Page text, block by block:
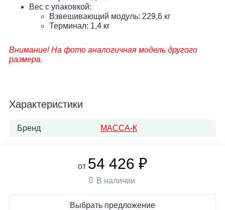
Вес с упаковкой:
Взвешивающий модуль: 229,6 кг
Терминал: 1,4 кг
Внимание! На фото аналогичная модель другого
размера.
Характеристики
Бренд МАССА-К
от 54 426 ₽
В наличии
Выбрать предложение